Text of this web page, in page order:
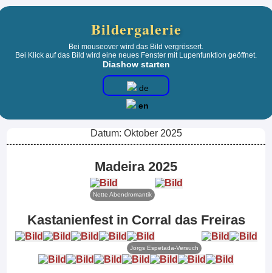
Bildergalerie
Bei mouseover wird das Bild vergrössert.
Bei Klick auf das Bild wird eine neues Fenster mit Lupenfunktion geöffnet.
Diashow starten
de
en
Datum: Oktober 2025
Madeira 2025
Nette Abendromantik
Kastanienfest in Corral das Freiras
Jörgs Espetada-Versuch